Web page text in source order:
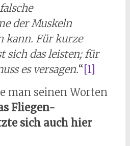
der Muskeln
kann. Für kurze
sich das leisten; für
es versagen.“[1]
man seinen Worten
Fliegen-
sich auch hier